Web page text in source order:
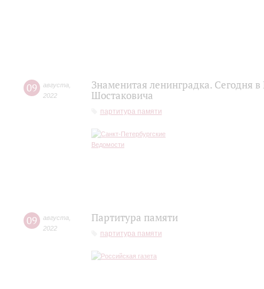
09 августа
2022
Знаменитая ленинградка. Сегодня
Шостаковича
партитура памяти
09 августа
2022
Партитура памяти
партитура памяти